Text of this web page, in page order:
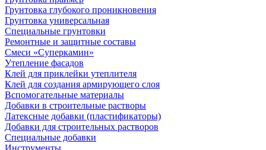
Грунтовка глубокого проникновения
Грунтовка универсальная
Специальные грунтовки
Ремонтные и защитные составы
Смеси «Суперкамин»
Утепление фасадов
Клей для приклейки утеплителя
Клей для создания армирующего слоя
Вспомогательные материалы
Добавки в строительные растворы
Латексные добавки (пластификаторы)
Добавки для строительных растворов
Специальные добавки
Инструменты